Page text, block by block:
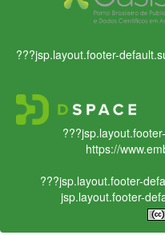
???jsp.layout.footer-
https://
???jsp.layout.footer-
jsp.layout.footer-